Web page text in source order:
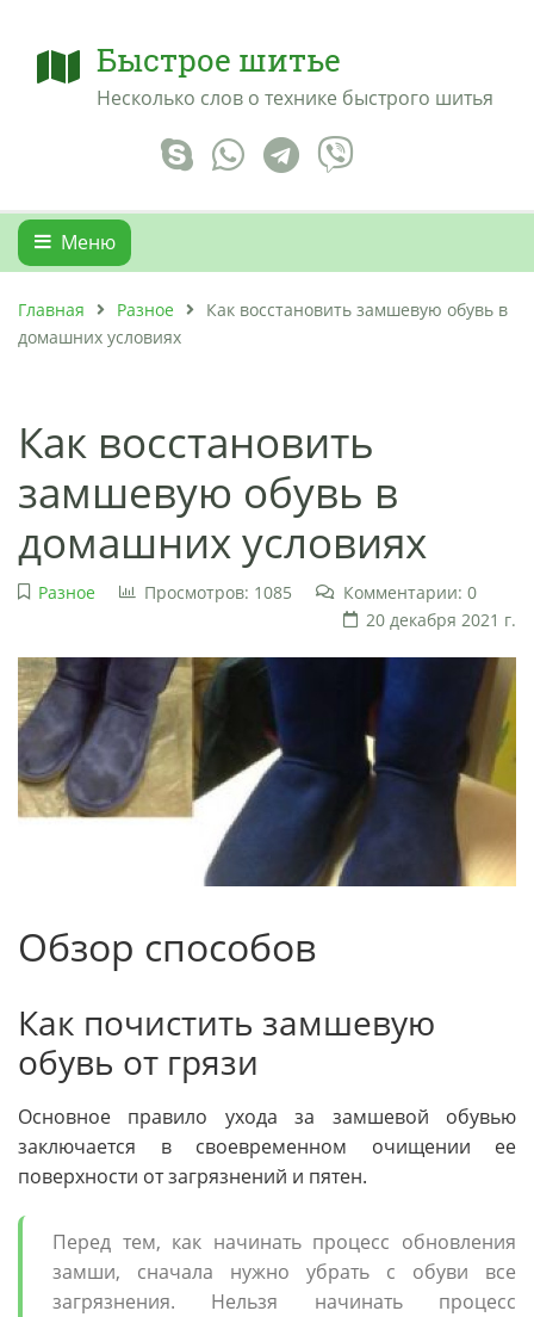
Быстрое шитье
Несколько слов о технике быстрого шитья
Меню
Главная Разное
Как восстановить замшевую обувь в
домашних условиях
Как восстановить
замшевую обувь в
домашних условиях
Разное Просмотров: 1085
Комментарии: 0
20 декабря 2021 г.
Обзор способов
Как почистить замшевую
обувь от грязи
Основное правило ухода за замшевой обувью
заключается в своевременном очищении ее
поверхности от загрязнений и пятен.
Перед тем, как начинать процесс обновления
замши, сначала нужно убрать с обуви все
загрязнения. Нельзя начинать процесс